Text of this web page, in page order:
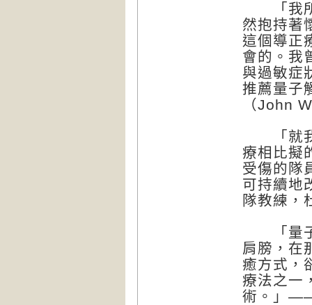
「我所
然抱持著
這個導正
會的。我
與過敏症
推薦量子
（John
「就我
療相比擬
受傷的隊
可持續地
隊教練，
「量子
肩膀，在
癒方式，
療法之一
術。」